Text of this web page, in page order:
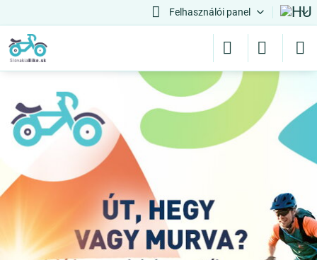
Felhasználói panel